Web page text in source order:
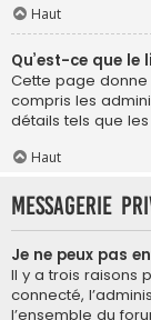
Haut
Qu’est-ce que le
Cette page donne
compris les
détails tels que
Haut
Messagerie
Je ne peux pas
Il y a trois raisons
connecté,
l’ensemble du